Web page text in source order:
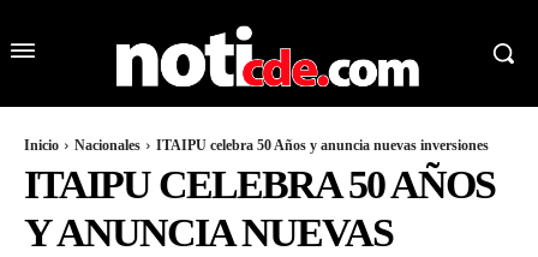
Inicio Nacionales ITAIPU celebra 50 Años y anuncia nuevas inversiones
ITAIPU CELEBRA 50 AÑOS
Y ANUNCIA NUEVAS